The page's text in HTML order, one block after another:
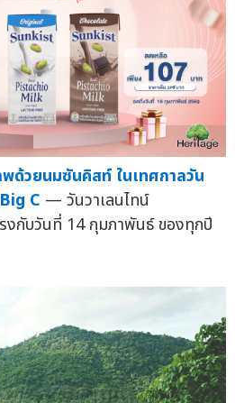
ด้วยนมซันคิสท์ ในเทศกาลวัน
C — วันวาเลนไทน์
กับวันที่ 14 กุมภาพันธ์ ของทุกปี